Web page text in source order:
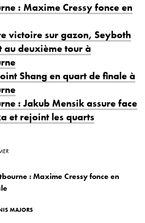
: Maxime Cressy fonce en
victoire sur gazon, Seyboth
au deuxième tour à
Shang en quart de finale à
: Jakub Mensik assure face
et rejoint les quarts
: Maxime Cressy fonce en
MAJORS